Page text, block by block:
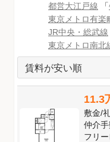
都営大江戸線 「
東京メトロ有楽
JR中央・総武線
東京メトロ南北
11.3
敷金/
仲介
フリ